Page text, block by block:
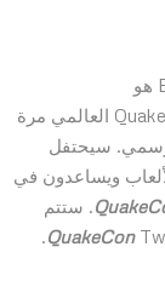
إن لعب الألعاب ومشاركتها مع الأصدقاء في BYOC هو
، وسيتحد هذا العام مجتمع QuakeCon العالمي مرة
سيحتفل
ويساعدون في
. ستتم
QuakeCon